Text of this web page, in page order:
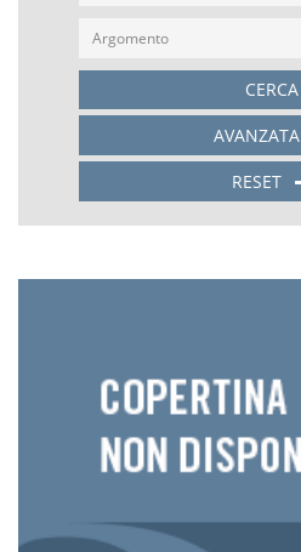
CERCA
AVANZATA
RESET